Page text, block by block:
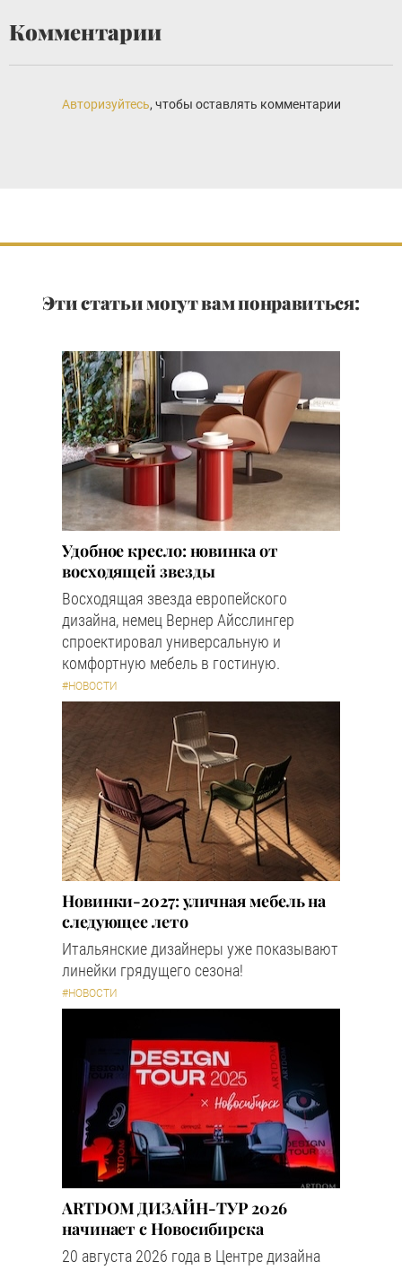
Комментарии
Авторизуйтесь, чтобы оставлять комментарии
Эти статьи могут вам понравиться:
Удобное кресло: новинка от
восходящей звезды
Восходящая звезда европейского
дизайна, немец Вернер Айсслингер
спроектировал универсальную и
комфортную мебель в гостиную.
#НОВОСТИ
Новинки-2027: уличная мебель на
следующее лето
Итальянские дизайнеры уже показывают
линейки грядущего сезона!
#НОВОСТИ
ARTDOM ДИЗАЙН-ТУР 2026
начинает с Новосибирска
20 августа 2026 года в Центре дизайна